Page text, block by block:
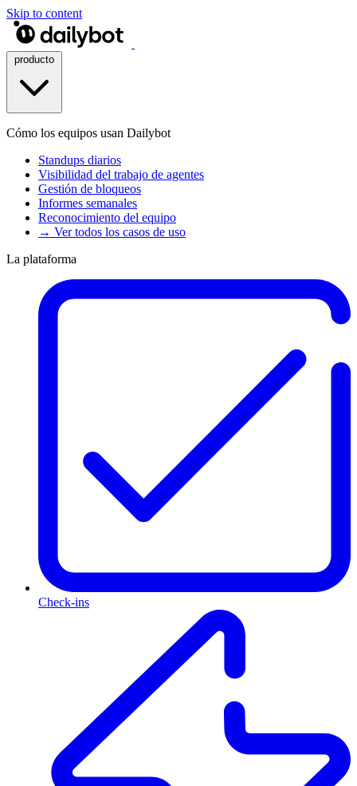
Skip to content
Cómo los equipos usan Dailybot
Standups diarios
Visibilidad del trabajo de agentes
Gestión de bloqueos
Informes semanales
Reconocimiento del equipo
→ Ver todos los casos de uso
La plataforma
Check-ins